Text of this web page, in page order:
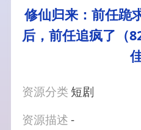
修仙归来：前任跪
后，前任追疯了（
资源分类 短剧
资源描述-